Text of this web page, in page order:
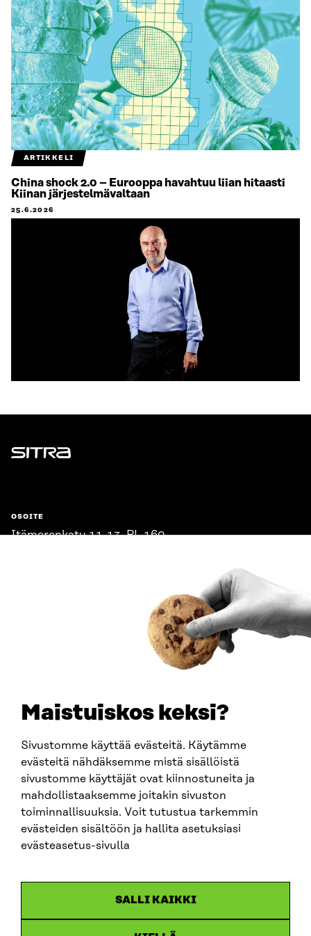
Maistuiskos keksi?
Sivustomme käyttää evästeitä. Käytämme
evästeitä nähdäksemme mistä sisällöistä
sivustomme käyttäjät ovat kiinnostuneita ja
mahdollistaaksemme joitakin sivuston
toiminnallisuuksia. Voit tutustua tarkemmin
evästeiden sisältöön ja hallita asetuksiasi
evästeasetus-sivulla
SALLI KAIKKI
ARTIKKELI
China shock 2.0 – Eurooppa havahtuu liian hitaasti
Kiinan järjestelmävaltaan
25.6.2026
Sitra
OSOITE
Itämerenkatu 11-13, PL 160,
SITRA SOSIAALISESSA MEDIASSA
LinkedIn
Instagram
YouTube